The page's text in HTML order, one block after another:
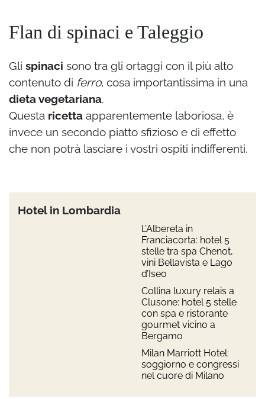
Flan di spinaci e Taleggio
Gli spinaci sono tra gli ortaggi con il più alto
contenuto di ferro, cosa importantissima in una
dieta vegetariana.
Questa ricetta apparentemente laboriosa, è
invece un secondo piatto sfizioso e di effetto
che non potrà lasciare i vostri ospiti indifferenti.
Hotel in Lombardia
L’Albereta in
Franciacorta: hotel 5
stelle tra spa Chenot,
vini Bellavista e Lago
d’Iseo
Collina luxury relais a
Clusone: hotel 5 stelle
con spa e ristorante
gourmet vicino a
Bergamo
Milan Marriott Hotel:
soggiorno e congressi
nel cuore di Milano